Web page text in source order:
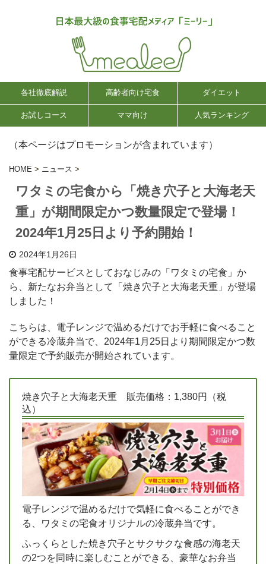
各社徹底解説 高齢者向け宅食 ダイエット
お試しコース ママ向け 人気ランキング
（本ページはプロモーションが含まれています）
HOME > ニュース >
ワタミの宅食から「焼き穴子と大海老天
重」が期間限定かつ数量限定で登場！
2024年1月25日より予約開始！
2024年1月26日
食事宅配サービスとしておなじみの「ワタミの宅食」か
ら、新たなお弁当として「焼き穴子と大海老天重」が登場
しました！
こちらは、電子レンジで温めるだけでお手軽に食べること
ができる冷蔵弁当で、2024年1月25日より期間限定かつ数
量限定で予約販売が開始されています。
焼き穴子と大海老天重 販売価格：1,380円（税
込）
電子レンジで温めるだけで気軽に食べることができ
る、ワタミの宅食オリジナルの冷蔵弁当です。
ふっくらとした焼き穴子とサクサクな食感の海老天
の2つを同時に楽しむことができる、豪華なお弁当